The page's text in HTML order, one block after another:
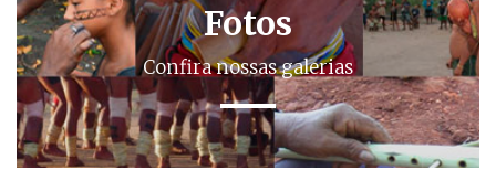
Fotos
Confira nossas galerias